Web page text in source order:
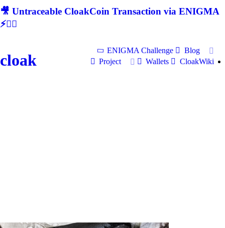
🎥 Untraceable CloakCoin Transaction via ENIGMA
⚡🕵‍♂
cloak
ENIGMA Challenge
Blog
Project
Wallets CloakWiki